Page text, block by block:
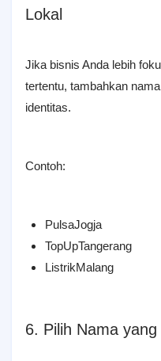
Lokal
Jika bisnis Anda lebih
tertentu, tambahkan
identitas.
Contoh:
PulsaJogja
TopUpTangerang
ListrikMalang
6. Pilih Nama